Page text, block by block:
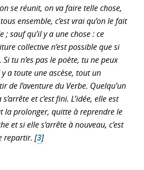
se réunit, on va faire telle chose,
ensemble, c’est vrai qu’on le fait
; sauf qu’il y a une chose : ce
collective n’est possible que si
tu n’es pas le poète, tu ne peux
a toute une ascèse, tout un
de l’aventure du Verbe. Quelqu’un
et c’est fini. L’idée, elle est
la prolonger, quitte à reprendre le
et si elle s’arrête à nouveau, c’est
repartir. [3]